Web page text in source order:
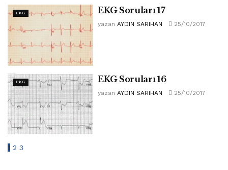
EKG EKG Soruları 17
yazan AYDIN SARIHAN 25/10/2017
EKG EKG Soruları 16
yazan AYDIN SARIHAN 25/10/2017
1 2 3